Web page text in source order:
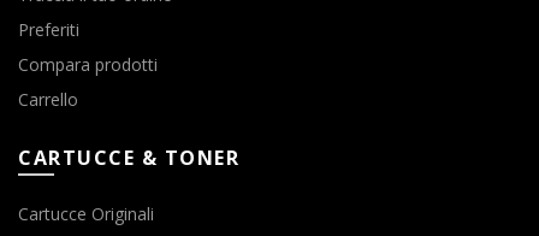
Preferiti
Compara prodotti
Carrello
CARTUCCE & TONER
Cartucce Originali